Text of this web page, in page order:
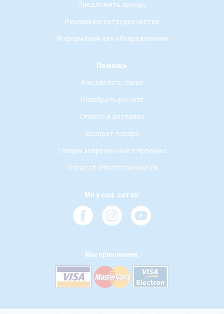
Предложить аренду
Рекламное сотруднечество
Информация для обнародования
Помощь
Как зделать заказ
Разобрать рецепт
Оплата и доставка
Возврат товара
Товары запрещенные к продаже
Отказ от ответственности
Ми у соц. сетях:
Мы принимаем: